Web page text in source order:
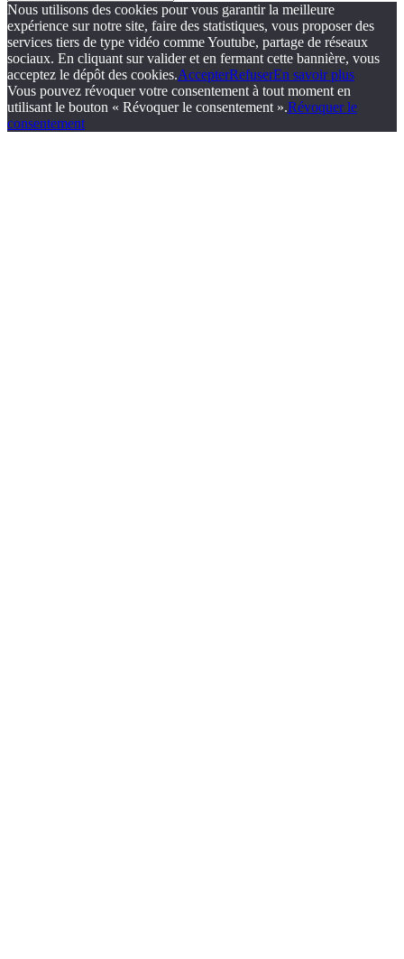
Nous utilisons des cookies pour vous garantir la meilleure
expérience sur notre site, faire des statistiques, vous proposer des
services tiers de type vidéo comme Youtube, partage de réseaux
sociaux. En cliquant sur valider et en fermant cette bannière, vous
acceptez le dépôt des cookies.AccepterRefuserEn savoir plus
Vous pouvez révoquer votre consentement à tout moment en
utilisant le bouton « Révoquer le consentement ».Révoquer le
consentement